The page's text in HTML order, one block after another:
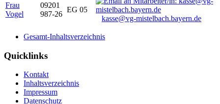
Frau
Vogel
09201
987-26
EG 05
kasse@vg-mistelbach.bayern.de
Gesamt-Inhaltsverzeichnis
Quicklinks
Kontakt
Inhaltsverzeichnis
Impressum
Datenschutz